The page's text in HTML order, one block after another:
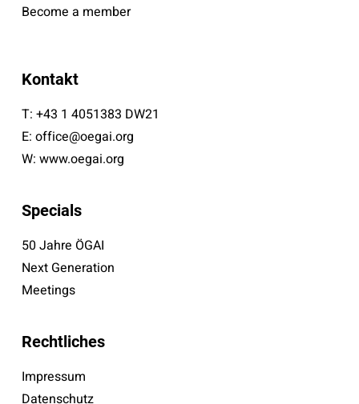
Become a member
Kontakt
T: +43 1 4051383 DW21
E: office@oegai.org
W: www.oegai.org
Specials
50 Jahre ÖGAI
Next Generation
Meetings
Rechtliches
Impressum
Datenschutz